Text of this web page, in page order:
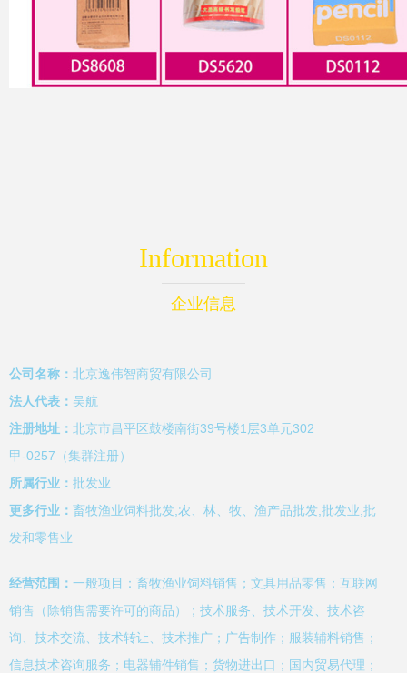
Information
企业信息
公司名称： 北京逸伟智商贸有限公司
法人代表： 吴航
注册地址： 北京市昌平区鼓楼南街39号楼1层3单元302
甲-0257（集群注册）
所属行业： 批发业
更多行业： 畜牧渔业饲料批发,农、林、牧、渔产品批发,批发业,批
发和零售业
经营范围： 一般项目：畜牧渔业饲料销售；文具用品零售；互联网
销售（除销售需要许可的商品）；技术服务、技术开发、技术咨
询、技术交流、技术转让、技术推广；广告制作；服装辅料销售；
信息技术咨询服务；电器辅件销售；货物进出口；国内贸易代理；